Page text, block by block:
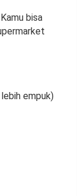
bisa
empuk)